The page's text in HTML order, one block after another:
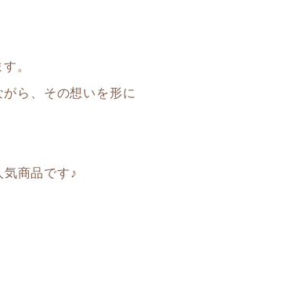
。
ら、その想いを形に
商品です♪